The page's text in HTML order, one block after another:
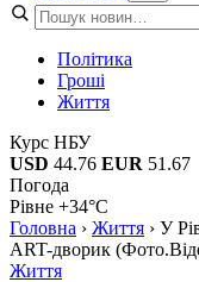
Політика
Гроші
Життя
Курс НБУ
USD 44.76 EUR 51.67
Погода
Рівне +34°C
Головна › Життя › У
ART-дворик
Життя